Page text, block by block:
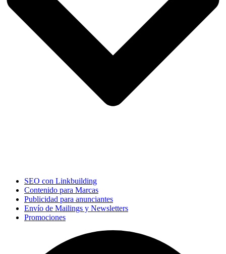
SEO con Linkbuilding
Contenido para Marcas
Publicidad para anunciantes
Envío de Mailings y Newsletters
Promociones